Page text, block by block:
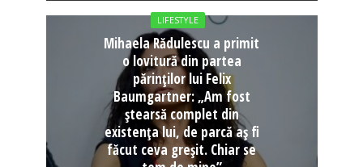
LIFESTYLE
Mihaela Rădulescu a primit
o lovitură din partea
părinților lui Felix
Baumgartner: „Am fost
ștearsă complet din
existența lui, de parcă aș fi
făcut ceva greșit. Chiar se